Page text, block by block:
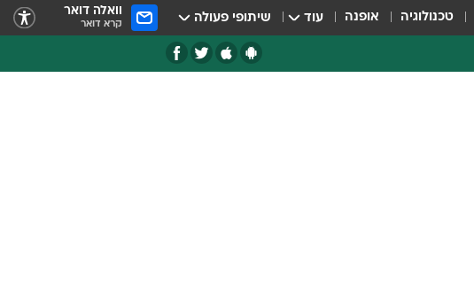
טכנולוגיה אופנה עוד שיתופי פעולה וואלה דואר
קרא דואר